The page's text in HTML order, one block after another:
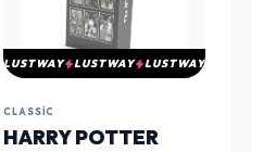
LUSTWAY LUSTWAY LUSTWAY
CLASSIC
HARRY POTTER